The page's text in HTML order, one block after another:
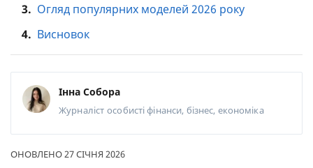
3. Огляд популярних моделей 2026 року
4. Висновок
Інна Собора
Журналіст особисті фінанси, бізнес, економіка
ОНОВЛЕНО 27 СІЧНЯ 2026